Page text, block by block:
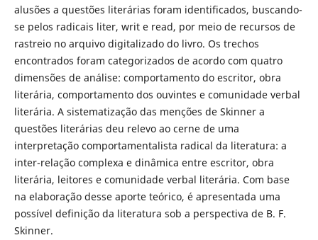
alusões a questões literárias foram identificados, buscando-
se pelos radicais liter, writ e read, por meio de recursos de
rastreio no arquivo digitalizado do livro. Os trechos
encontrados foram categorizados de acordo com quatro
dimensões de análise: comportamento do escritor, obra
literária, comportamento dos ouvintes e comunidade verbal
literária. A sistematização das menções de Skinner a
questões literárias deu relevo ao cerne de uma
interpretação comportamentalista radical da literatura: a
inter-relação complexa e dinâmica entre escritor, obra
literária, leitores e comunidade verbal literária. Com base
na elaboração desse aporte teórico, é apresentada uma
possível definição da literatura sob a perspectiva de B. F.
Skinner.